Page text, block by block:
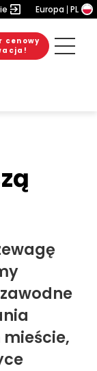
Europa PL
cenowy